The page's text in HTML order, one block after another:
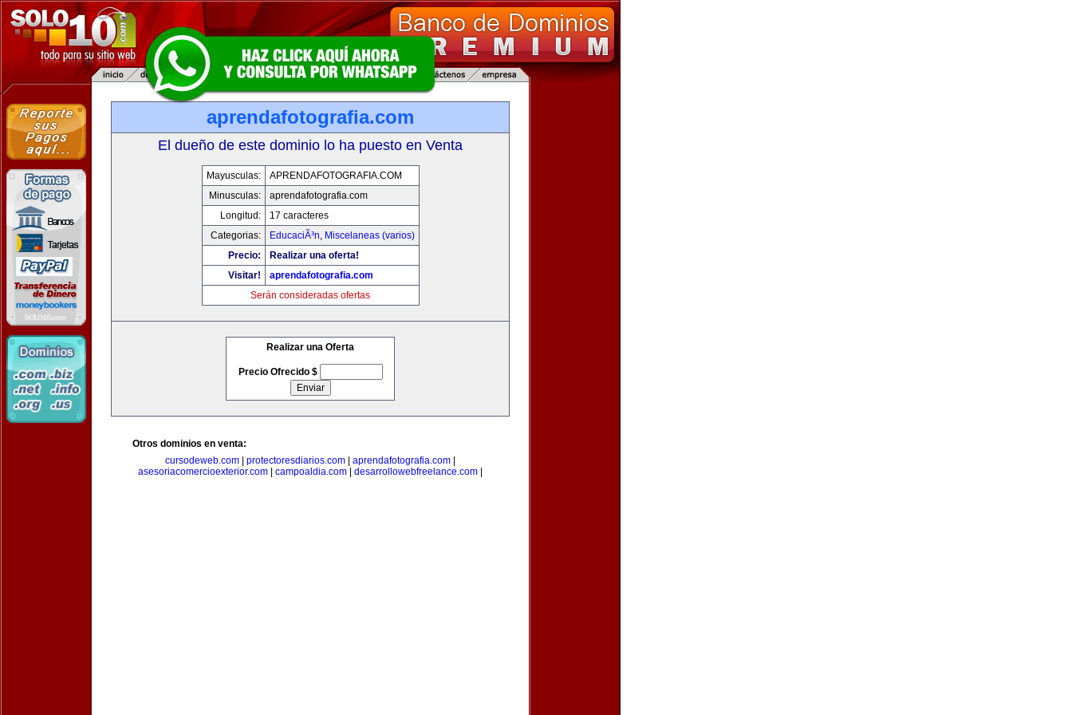
aprendafotografia.com
El dueño de este dominio lo ha puesto en Venta
Mayusculas:
APRENDAFOTOGRAFIA.COM
Minusculas:
aprendafotografia.com
Longitud:
17 caracteres
Categorias:
EducaciÃ³n, Miscelaneas (varios)
Precio:
Realizar una oferta!
Visitar!
aprendafotografia.com
Serán consideradas ofertas
Realizar una Oferta
Precio Ofrecido $
Otros dominios en venta:
cursodeweb.com
protectoresdiarios.com aprendafotografia.com
asesoriacomercioexterior.com
campoaldia.com desarrollowebfreelance.com